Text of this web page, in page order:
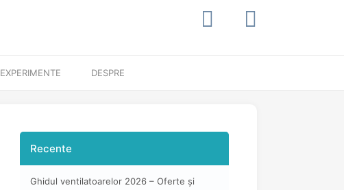
EXPERIMENTE DESPRE
Recente
Ghidul ventilatoarelor 2026 – Oferte și